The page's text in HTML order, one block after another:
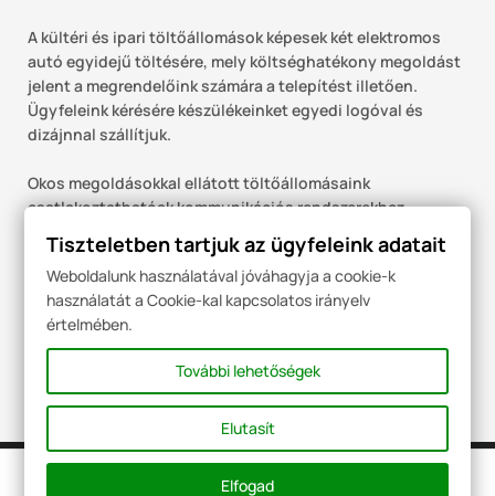
A kültéri és ipari töltőállomások képesek két elektromos
autó egyidejű töltésére, mely költséghatékony megoldást
jelent a megrendelőink számára a telepítést illetően.
Ügyfeleink kérésére készülékeinket egyedi logóval és
dizájnnal szállítjuk.
Okos megoldásokkal ellátott töltőállomásaink
csatlakoztathatóak kommunikációs rendszerekhez,
melyben egy szoftver alkalmazásával lehetővé válik a
töltés távoli adminisztrációja.
Töltőállomásaink környezetbarát tervezés,
gyártástechnológiai eljárások és fejlesztési technikák
eredményeképpen jönnek létre, melyek a környezeti
teljesítmény javítását célozzák a termék teljes
életciklusára vetítve.
Tiszteletben tartjuk az ügyfeleink adatait
Weboldalunk használatával jóváhagyja a cookie-k
használatát a Cookie-kal kapcsolatos irányelv
értelmében.
További lehetőségek
Elutasít
Elfogad